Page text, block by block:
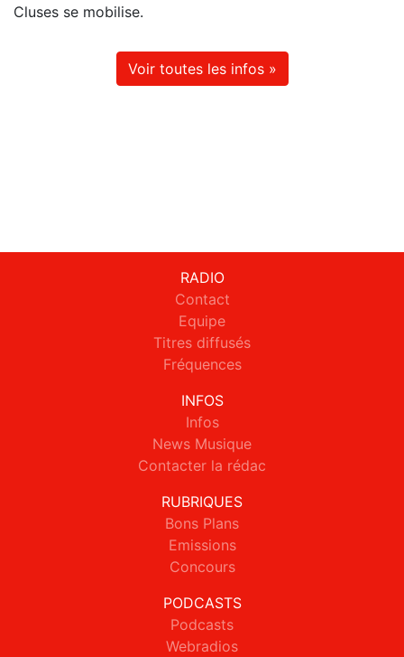
Cluses se mobilise.
Voir toutes les infos »
RADIO
Contact
Equipe
Titres diffusés
Fréquences
INFOS
Infos
News Musique
Contacter la rédac
RUBRIQUES
Bons Plans
Emissions
Concours
PODCASTS
Podcasts
Webradios